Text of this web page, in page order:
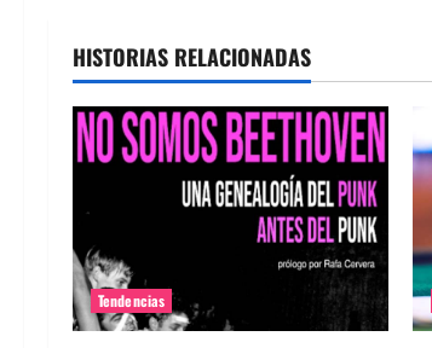
g
a
c
ó
n
HISTORIAS RELACIONADAS
Tendencias